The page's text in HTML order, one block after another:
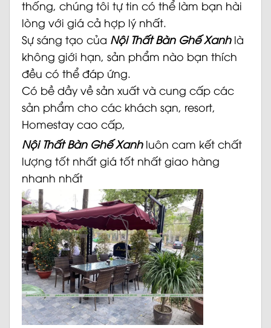
thống, chúng tôi tự tin có thể làm bạn hài
lòng với giá cả hợp lý nhất.
Sự sáng tạo của Nội Thất Bàn Ghế Xanhlà
không giới hạn, sản phẩm nào bạn thích
đều có thể đáp ứng.
Có bề dầy về sản xuất và cung cấp các
sản phẩm cho các khách sạn, resort,
Homestay cao cấp,
Nội Thất Bàn Ghế Xanhluôn cam kết chất
lượng tốt nhất giá tốt nhất giao hàng
nhanh nhất